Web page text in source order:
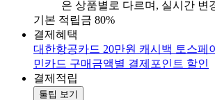
은 상품별로 다르며, 실시간 변
기본 적립금 80%
결제혜택
대한항공카드 20만원 캐시백 토스페
민카드 구매금액별 결제포인트 할인
결제적립
툴팁 보기